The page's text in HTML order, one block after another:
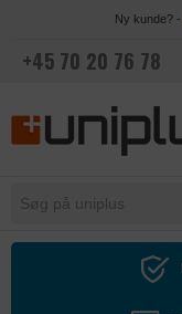
Ny kunde? -
+45 70 20 76 78